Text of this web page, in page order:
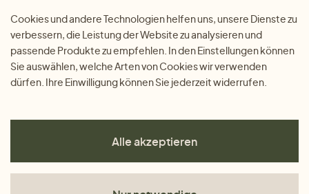
Cookies und andere Technologien helfen uns, unsere Dienste zu
verbessern, die Leistung der Website zu analysieren und
passende Produkte zu empfehlen. In den Einstellungen können
Sie auswählen, welche Arten von Cookies wir verwenden
dürfen. Ihre Einwilligung können Sie jederzeit widerrufen.
Alle akzeptieren